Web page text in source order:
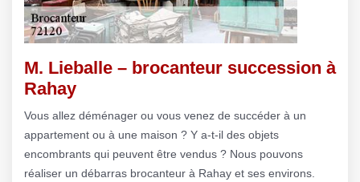
M. Lieballe – brocanteur succession à
Rahay
Vous allez déménager ou vous venez de succéder à un
appartement ou à une maison ? Y a-t-il des objets
encombrants qui peuvent être vendus ? Nous pouvons
réaliser un débarras brocanteur à Rahay et ses environs.